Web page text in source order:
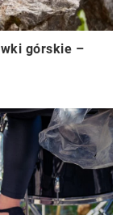
górskie –